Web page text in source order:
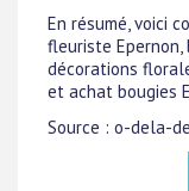
En résumé, voici
fleuriste Epernon,
décorations
et achat bougies
Source : o-dela-